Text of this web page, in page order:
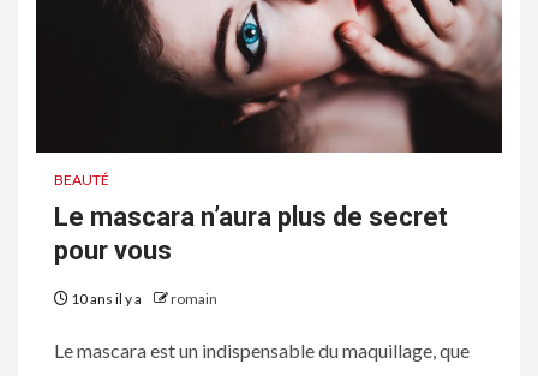
BEAUTÉ
Le mascara n’aura plus de secret
pour vous
10 ans il y a romain
Le mascara est un indispensable du maquillage, que